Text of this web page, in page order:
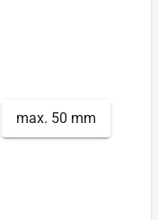
max. 50 mm